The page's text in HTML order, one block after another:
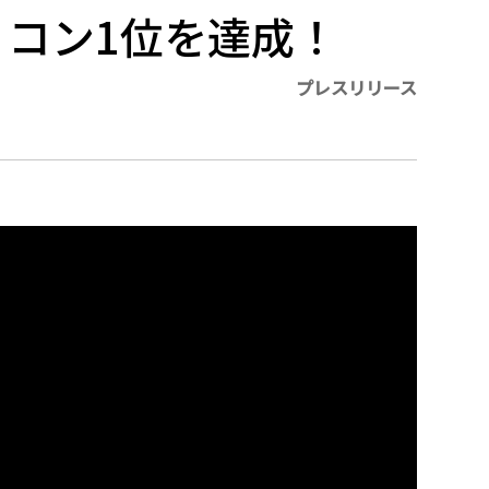
ン1位を達成！
プレスリリース